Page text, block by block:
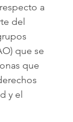
a
del
que se
que
y el